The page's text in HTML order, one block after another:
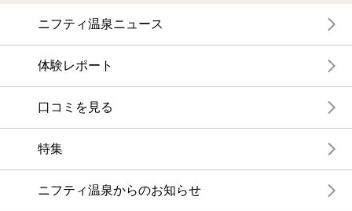
ニフティ温泉ニュース
体験レポート
口コミを見る
特集
ニフティ温泉からのお知らせ